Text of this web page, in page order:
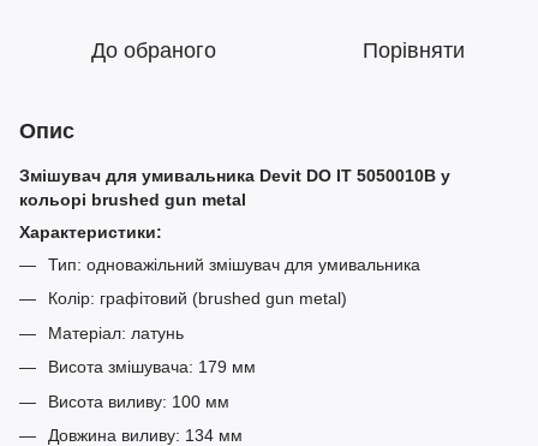
До обраного Порівняти
Опис
Змішувач для умивальника Devit DO IT 5050010B у
кольорі brushed gun metal
Характеристики:
Тип: одноважільний змішувач для умивальника
Колір: графітовий (brushed gun metal)
Матеріал: латунь
Висота змішувача: 179 мм
Висота виливу: 100 мм
Довжина виливу: 134 мм